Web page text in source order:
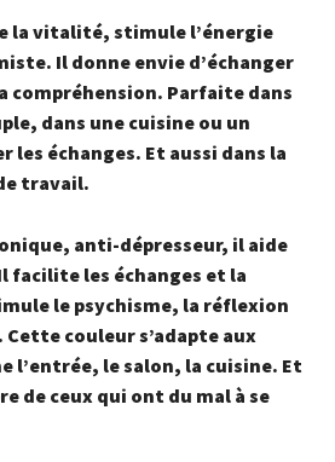
la vitalité, stimule l’énergie
Il donne envie d’échanger
compréhension. Parfaite dans
dans une cuisine ou un
les échanges. Et aussi dans la
travail.
anti-dépresseur, il aide
facilite les échanges et la
le psychisme, la réflexion
couleur s’adapte aux
l’entrée, le salon, la cuisine. Et
de ceux qui ont du mal à se